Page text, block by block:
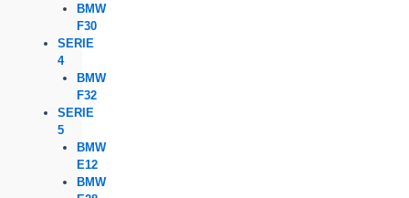
BMW
F30
SERIE
4
BMW
F32
SERIE
5
BMW
E12
BMW